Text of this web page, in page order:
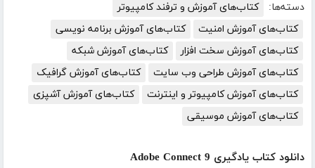
دسته‌ها:
کتاب‌های آموزش و ترفند کامپیوتر
کتاب‌های آموزش امنیت
کتاب‌های آموزش برنامه نویسی
کتاب‌های آموزش سخت افزار
کتاب‌های آموزش شبکه
کتاب‌های آموزش طراحی وب سایت
کتاب‌های آموزش گرافیک
کتاب‌های آموزش کامپیوتر و اینترنت
کتاب‌های آموزش آشپزی
کتاب‌های آموزش موسیقی
دانلود کتاب یادگیری Adobe Connect 9